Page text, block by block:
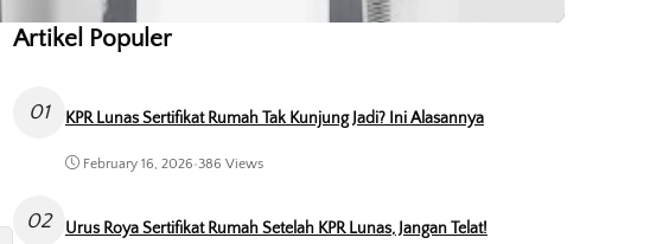
Artikel Populer
01 KPR Lunas Sertifikat Rumah Tak Kunjung Jadi? Ini Alasannya
February 16, 2026•386 Views
02 Urus Roya Sertifikat Rumah Setelah KPR Lunas, Jangan Telat!